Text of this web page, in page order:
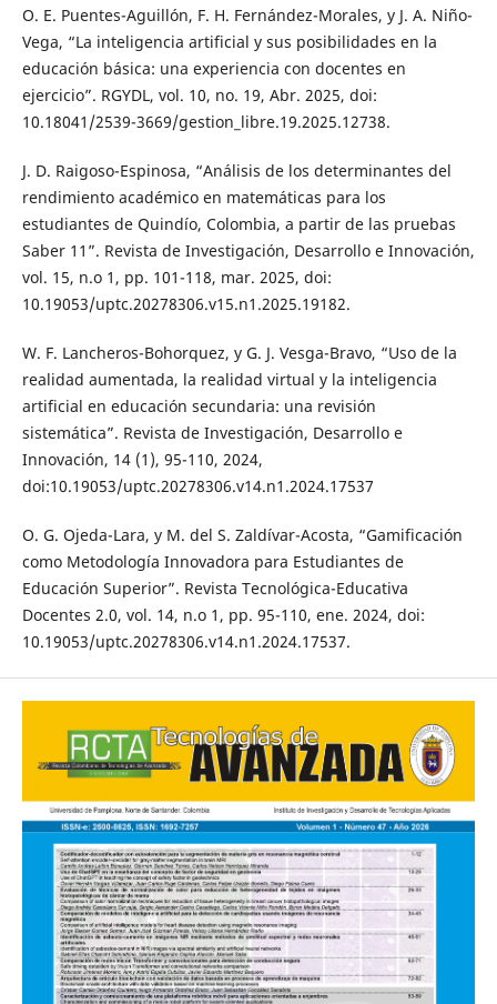
O. E. Puentes-Aguillón, F. H. Fernández-Morales, y J. A. Niño-
Vega, “La inteligencia artificial y sus posibilidades en la
educación básica: una experiencia con docentes en
ejercicio”. RGYDL, vol. 10, no. 19, Abr. 2025, doi:
10.18041/2539-3669/gestion_libre.19.2025.12738.
J. D. Raigoso-Espinosa, “Análisis de los determinantes del
rendimiento académico en matemáticas para los
estudiantes de Quindío, Colombia, a partir de las pruebas
Saber 11”. Revista de Investigación, Desarrollo e Innovación,
vol. 15, n.o 1, pp. 101-118, mar. 2025, doi:
10.19053/uptc.20278306.v15.n1.2025.19182.
W. F. Lancheros-Bohorquez, y G. J. Vesga-Bravo, “Uso de la
realidad aumentada, la realidad virtual y la inteligencia
artificial en educación secundaria: una revisión
sistemática”. Revista de Investigación, Desarrollo e
Innovación, 14 (1), 95-110, 2024,
doi:10.19053/uptc.20278306.v14.n1.2024.17537
O. G. Ojeda-Lara, y M. del S. Zaldívar-Acosta, “Gamificación
como Metodología Innovadora para Estudiantes de
Educación Superior”. Revista Tecnológica-Educativa
Docentes 2.0, vol. 14, n.o 1, pp. 95-110, ene. 2024, doi:
10.19053/uptc.20278306.v14.n1.2024.17537.